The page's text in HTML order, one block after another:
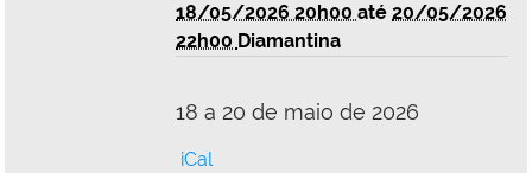
18/05/2026 20h00 até 20/05/2026
22h00 Diamantina
18 a 20 de maio de 2026
iCal